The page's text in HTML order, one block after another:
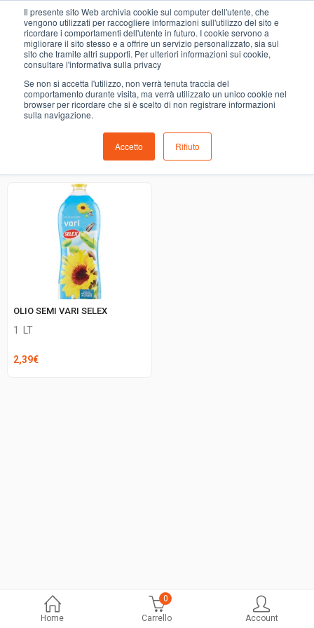
Il presente sito Web archivia cookie sul computer dell'utente, che
vengono utilizzati per raccogliere informazioni sull'utilizzo del sito e
ricordare i comportamenti dell'utente in futuro. I cookie servono a
migliorare il sito stesso e a offrire un servizio personalizzato, sia sul
sito che tramite altri supporti. Per ulteriori informazioni sui cookie,
consultare l'informativa sulla privacy
Se non si accetta l'utilizzo, non verrà tenuta traccia del
comportamento durante visita, ma verrà utilizzato un unico cookie nel
browser per ricordare che si è scelto di non registrare informazioni
sulla navigazione.
Accetto Rifiuto
altri olii ed aromatizzati
Home
0
Carrello
Account
COMING SOON
gastronomia e del menù settimanale devono essere indicati
nello spazio apposito in sede di checkout
OLIO SEMI VARI SELEX
1 LT
2,39€